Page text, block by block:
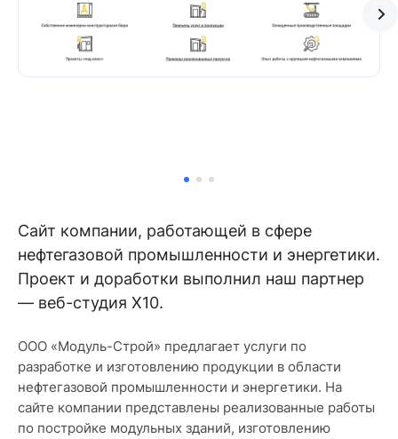
Сайт компании, работающей в сфере
нефтегазовой промышленности и энергетики.
Проект и доработки выполнил наш партнер
— веб-студия X10.
ООО «Модуль-Строй» предлагает услуги по
разработке и изготовлению продукции в области
нефтегазовой промышленности и энергетики. На
сайте компании представлены реализованные работы
по постройке модульных зданий, изготовлению